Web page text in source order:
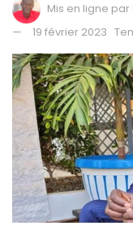
Mis en ligne par
19 février 2023